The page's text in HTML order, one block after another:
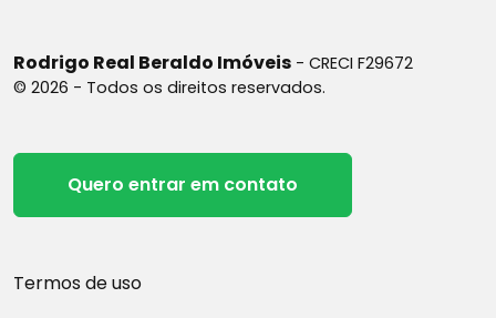
Rodrigo Real Beraldo Imóveis - CRECI F29672
© 2026 - Todos os direitos reservados.
Quero entrar em contato
Termos de uso